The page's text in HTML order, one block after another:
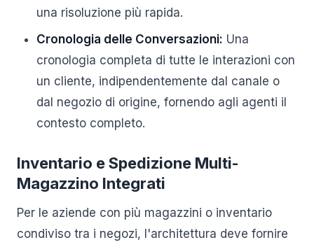
una risoluzione più rapida.
Cronologia delle Conversazioni: Una
cronologia completa di tutte le interazioni con
un cliente, indipendentemente dal canale o
dal negozio di origine, fornendo agli agenti il
contesto completo.
Inventario e Spedizione Multi-
Magazzino Integrati
Per le aziende con più magazzini o inventario
condiviso tra i negozi, l'architettura deve fornire